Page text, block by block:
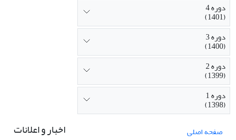
دوره 4
(1401)
دوره 3
(1400)
دوره 2
(1399)
دوره 1
(1398)
صفحه اصلی
اخبار و اعلانات